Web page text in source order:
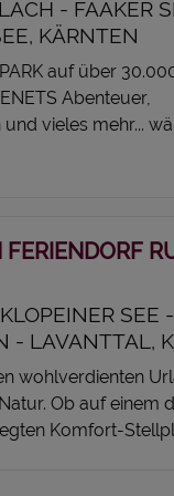
- FAAKER
KÄRNTEN
auf über
Abenteuer,
vieles mehr...
FERIENDORF
SEE -
- LAVANTTAL,
wohlverdienten
Ob auf einem
Komfort-